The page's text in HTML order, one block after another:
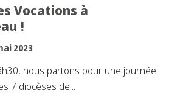
Vocations à
!
2023
nous partons pour une journée
7 diocèses de...